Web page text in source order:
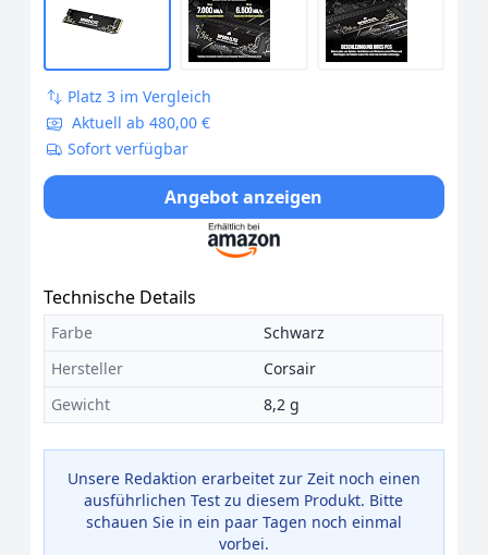
Platz 3 im Vergleich
Aktuell ab 480,00 €
Sofort verfügbar
Angebot anzeigen
Technische Details
Farbe
Schwarz
Hersteller
Corsair
Gewicht
8,2 g
Unsere Redaktion erarbeitet zur Zeit noch einen
ausführlichen Test zu diesem Produkt. Bitte
schauen Sie in ein paar Tagen noch einmal
vorbei.